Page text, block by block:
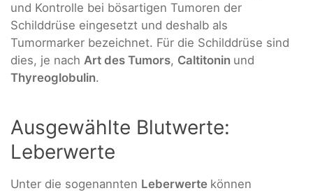
und Kontrolle bei bösartigen Tumoren der
Schilddrüse eingesetzt und deshalb als
Tumormarker bezeichnet. Für die Schilddrüse sind
dies, je nach Art des Tumors, Caltitonin und
Thyreoglobulin.
Ausgewählte Blutwerte:
Leberwerte
Unter die sogenannten Leberwerte können